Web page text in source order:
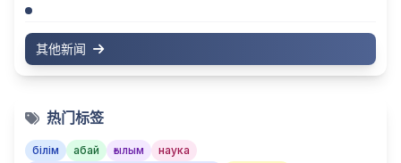
其他新闻
热门标签
білім абай ғылым
наука